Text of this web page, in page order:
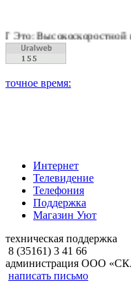
интернет,
Интернет
Телевидение
Телефония
Поддержка
Магазин Уют
техническая поддержка
8 (35161) 3 41 66
администрация ООО
написать письмо